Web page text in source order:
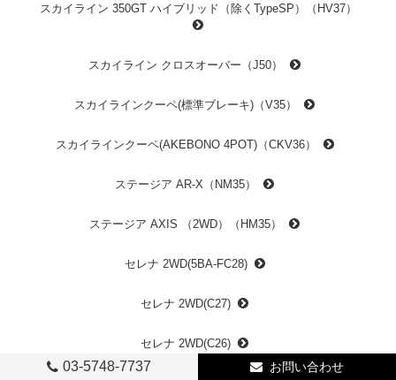
03-5748-7737 お問い合わせ
スカイライン 350GT ハイブリッド（除くTypeSP）（HV37）
スカイライン クロスオーバー（J50）
スカイラインクーペ(標準ブレーキ)（V35）
スカイラインクーペ(AKEBONO 4POT)（CKV36）
ステージア AR-X（NM35）
ステージア AXIS （2WD）（HM35）
セレナ 2WD(5BA-FC28)
セレナ 2WD(C27)
セレナ 2WD(C26)